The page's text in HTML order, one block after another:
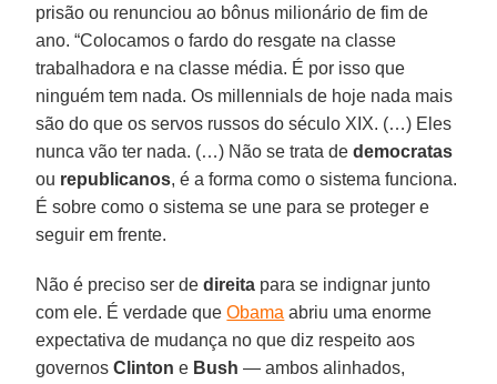
prisão ou renunciou ao bônus milionário de fim de
ano. “Colocamos o fardo do resgate na classe
trabalhadora e na classe média. É por isso que
ninguém tem nada. Os millennials de hoje nada mais
são do que os servos russos do século XIX. (…) Eles
nunca vão ter nada. (…) Não se trata dedemocratas
ou republicanos, é a forma como o sistema funciona.
É sobre como o sistema se une para se proteger e
seguir em frente.
Não é preciso ser dedireita para se indignar junto
com ele. É verdade queObama abriu uma enorme
expectativa de mudança no que diz respeito aos
governosClinton e Bush — ambos alinhados,